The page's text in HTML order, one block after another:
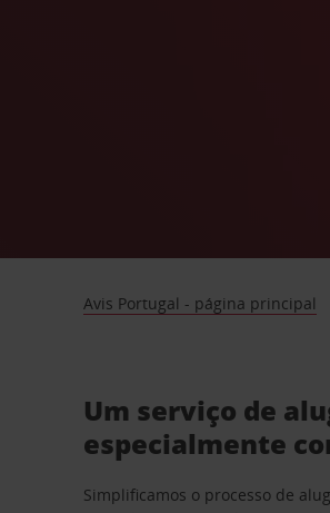
Avis Portugal - página principal
Um serviço de
especialmente
Simplificamos o processo de